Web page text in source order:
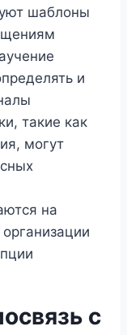
шаблоны
и
такие как
могут
на
с